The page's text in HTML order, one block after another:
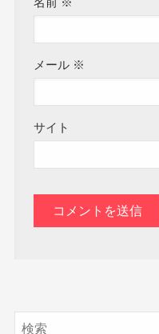
名前 ※
メール ※
サイト